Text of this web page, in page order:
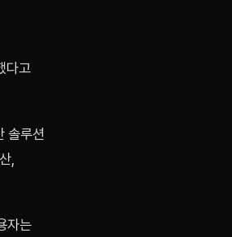
다고
솔루션
,
자는